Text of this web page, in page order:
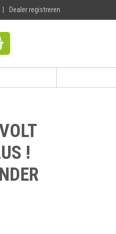
Dealer registreren
!